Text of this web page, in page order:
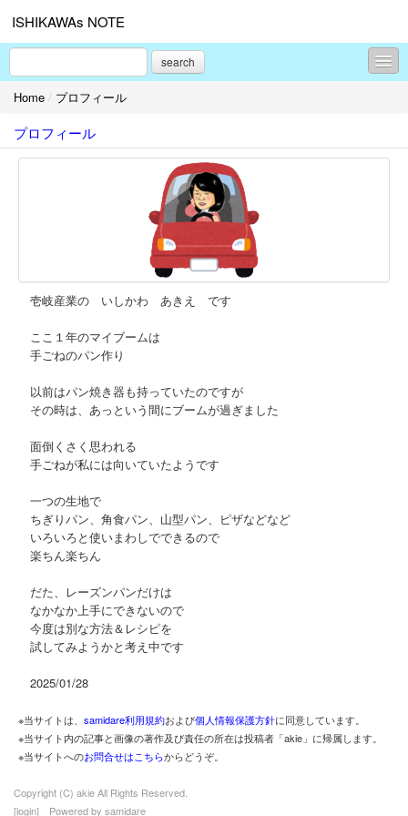
ISHIKAWAs NOTE
search
コンテンツ
食べ物
ディズニー
お問合せ
Home / プロフィール
プロフィール
壱岐産業の いしかわ あきえ です
ここ１年のマイブームは
手ごねのパン作り
以前はパン焼き器も持っていたのですが
その時は、あっという間にブームが過ぎました
面倒くさく思われる
手ごねが私には向いていたようです
一つの生地で
ちぎりパン、角食パン、山型パン、ピザなどなど
いろいろと使いまわしでできるので
楽ちん楽ちん
だた、レーズンパンだけは
なかなか上手にできないので
今度は別な方法＆レシピを
試してみようかと考え中です
2025/01/28
※当サイトは、 samidare利用規約および個人情報保護方針に同意しています。
※当サイト内の記事と画像の著作及び責任の所在は投稿者「akie」に帰属します。
※当サイトへのお問合せはこちらからどうぞ。
Copyright (C) akie All Rights Reserved.
[login] Powered by samidare